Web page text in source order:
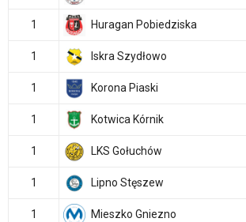
1 Huragan Pobiedziska
1 Iskra Szydłowo
1 Korona Piaski
1 Kotwica Kórnik
1 LKS Gołuchów
1 Lipno Stęszew
1 Mieszko Gniezno